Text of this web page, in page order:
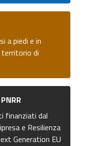
a piedi e in
di
finanziati dal
e Resilienza
Generation EU